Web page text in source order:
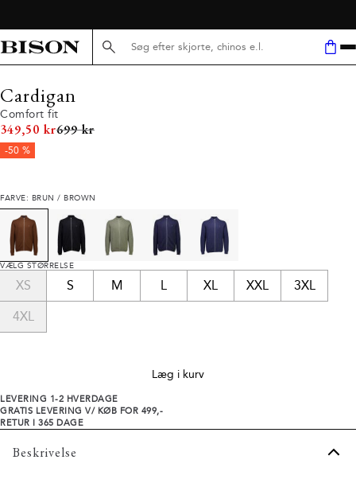
Søg her...
Cardigan
Comfort fit
349,50 krI alt (uden rabat)
699 kr
-50 %
FARVE: BRUN / BROWN
VÆLG STØRRELSE
XS S M L XL XXL 3XL
4XL
Læg i kurv
LEVERING 1-2 HVERDAGE
GRATIS LEVERING V/ KØB FOR 499,-
RETUR I 365 DAGE
Beskrivelse